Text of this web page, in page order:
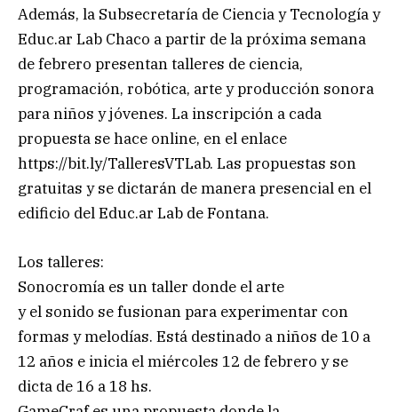
Además, la Subsecretaría de Ciencia y Tecnología y
Educ.ar Lab Chaco a partir de la próxima semana
de febrero presentan talleres de ciencia,
programación, robótica, arte y producción sonora
para niños y jóvenes. La inscripción a cada
propuesta se hace online, en el enlace
https://bit.ly/TalleresVTLab. Las propuestas son
gratuitas y se dictarán de manera presencial en el
edificio del Educ.ar Lab de Fontana.
Los talleres:
Sonocromía es un taller donde el arte
y el sonido se fusionan para experimentar con
formas y melodías. Está destinado a niños de 10 a
12 años e inicia el miércoles 12 de febrero y se
dicta de 16 a 18 hs.